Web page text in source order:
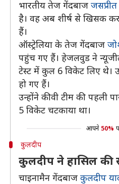
भारतीय तेज गेंदबाज
है। वह अब शीर्ष से खिसक
हैं।
ऑस्ट्रेलिया के तेज गेंदबाज
पहुंच गए हैं। हेजलवुड ने
टेस्ट में कुल 6 विकेट लिए
हो गए हैं।
उन्होंने कीवी टीम की पहली
5 विकेट चटकाया था।
आपने 50%
कुलदीप
कुलदीप ने हासिल की
चाइनामैन गेंदबाज कुलदीप